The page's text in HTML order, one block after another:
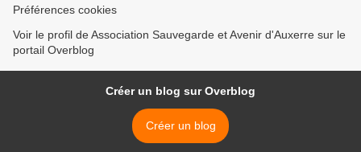
Préférences cookies
Voir le profil de Association Sauvegarde et Avenir d'Auxerre sur le
portail Overblog
Créer un blog sur Overblog
Créer un blog